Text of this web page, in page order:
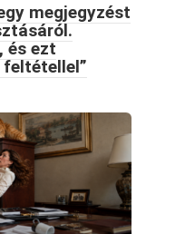
megjegyzést
és ezt
feltétellel”